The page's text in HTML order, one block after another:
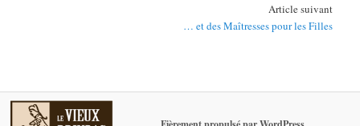
Article suivant
… et des Maîtresses pour les Filles